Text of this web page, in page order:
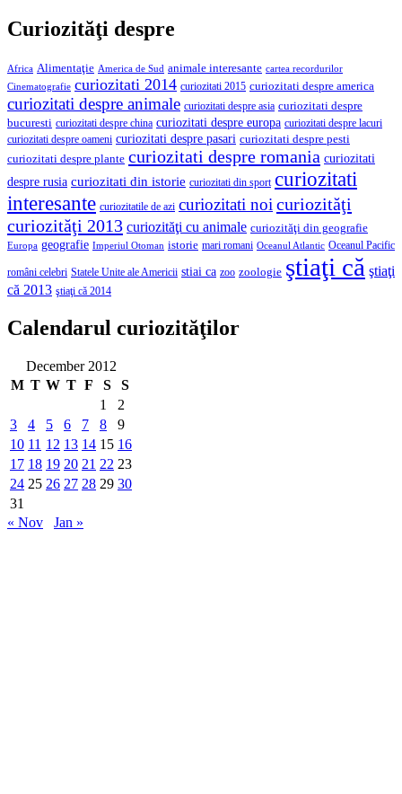
Curiozităţi despre
Africa Alimentaţie America de Sud animale interesante cartea recordurilor
Cinematografie curiozitati 2014 curiozitati 2015 curiozitati despre america
curiozitati despre animale curiozitati despre asia curiozitati despre
bucuresti curiozitati despre china curiozitati despre europa curiozitati despre lacuri
curiozitati despre oameni curiozitati despre pasari curiozitati despre pesti
curiozitati despre plante curiozitati despre romania curiozitati
despre rusia curiozitati din istorie curiozitati din sport curiozitati
interesante curiozitatile de azi curiozitati noicuriozităţi
curiozităţi 2013 curiozităţi cu animale curiozităţi din geografie
Europa geografie Imperiul Otoman istorie mari romani Oceanul Atlantic Oceanul Pacific
români celebri Statele Unite ale Americii stiai ca zoo zoologie ştiaţi că ştiaţi
că 2013 ştiaţi că 2014
Calendarul curiozităţilor
December 2012
M T W T F S
S
1
2
3
4 5 6 7 8
9
10 11 12 13 14 15 16
17 18 19 20 21 22 23
24 25 26 27 28 29 30
31
« Nov
Jan »